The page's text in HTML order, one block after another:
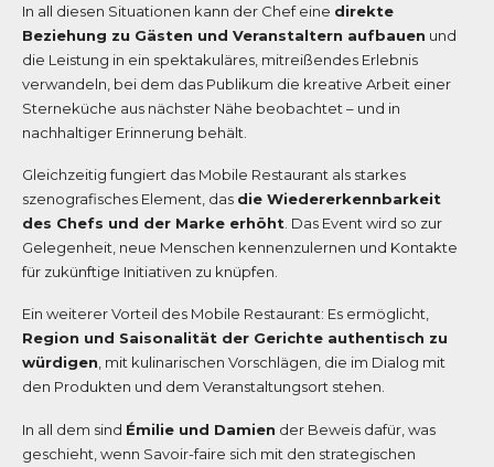
In all diesen Situationen kann der Chef eine direkte
Beziehung zu Gästen und Veranstaltern aufbauen und
die Leistung in ein spektakuläres, mitreißendes Erlebnis
verwandeln, bei dem das Publikum die kreative Arbeit einer
Sterneküche aus nächster Nähe beobachtet – und in
nachhaltiger Erinnerung behält.
Gleichzeitig fungiert das Mobile Restaurant als starkes
szenografisches Element, das die Wiedererkennbarkeit
des Chefs und der Marke erhöht . Das Event wird so zur
Gelegenheit, neue Menschen kennenzulernen und Kontakte
für zukünftige Initiativen zu knüpfen.
Ein weiterer Vorteil des Mobile Restaurant: Es ermöglicht,
Region und Saisonalität der Gerichte authentisch zu
würdigen, mit kulinarischen Vorschlägen, die im Dialog mit
den Produkten und dem Veranstaltungsort stehen.
In all dem sind Émilie und Damien der Beweis dafür, was
geschieht, wenn Savoir-faire sich mit den strategischen